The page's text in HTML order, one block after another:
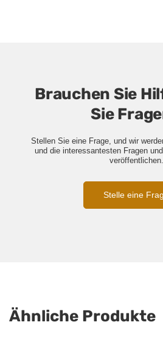
Brauchen Sie
Sie
Stellen Sie eine Frage, und wir
und die interessantesten Fragen
veröffentlichen.
Stelle eine
Ähnliche Produkte